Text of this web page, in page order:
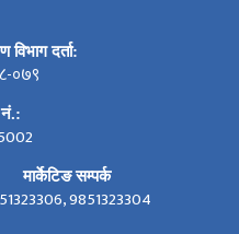
दर्ता:
०७९
नं.:
मार्केटिङ सम्पर्क
9851323304